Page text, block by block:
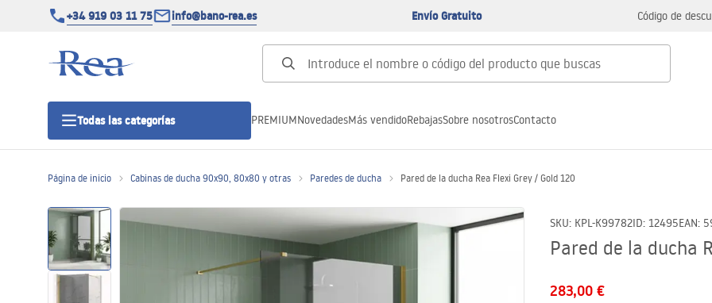
+34 919 03 11 75 info@bano-rea.es Envío Gratuito Código de
Todas las categorías
Puertas de ducha
PREMIUMNovedadesMás vendidoRebajasSobre nosotrosContacto
Página de inicio Cabinas de ducha 90x90, 80x80 y otras Paredes de ducha Pared de la ducha Rea Flexi Grey / Gold 120
SKU: KPL-K99782ID: 12495EAN:
Pared de la ducha
283,00 €